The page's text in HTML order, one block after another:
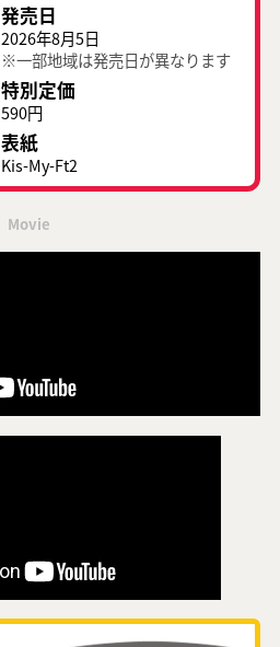
発売日
2026年8月5日
※一部地域は発売日が異なります
特別定価
590円
表紙
Kis-My-Ft2
Movie